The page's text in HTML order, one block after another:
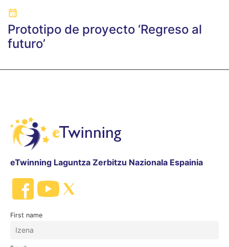
Prototipo de proyecto ‘Regreso al
futuro’
eTwinning Laguntza Zerbitzu Nazionala Espainia
First name